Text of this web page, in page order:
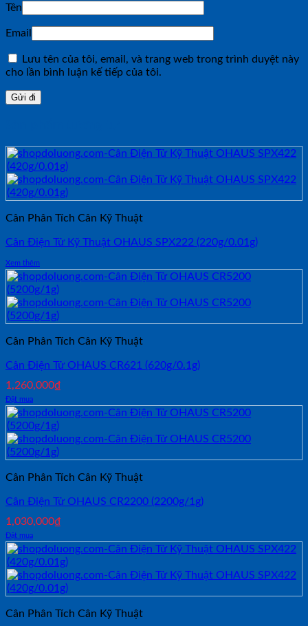
Tên
Email
Lưu tên của tôi, email, và trang web trong trình duyệt này
cho lần bình luận kế tiếp của tôi.
Cân Phân Tích Cân Kỹ Thuật
Cân Điện Tử Kỹ Thuật OHAUS SPX222 (220g/0.01g)
Xem thêm
Cân Phân Tích Cân Kỹ Thuật
Cân Điện Tử OHAUS CR621 (620g/0.1g)
1,260,000₫
Đặt mua
Cân Phân Tích Cân Kỹ Thuật
Cân Điện Tử OHAUS CR2200 (2200g/1g)
1,030,000₫
Đặt mua
Cân Phân Tích Cân Kỹ Thuật